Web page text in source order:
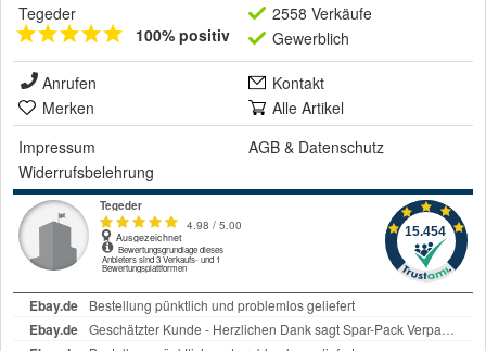
Tegeder
100% positiv
2558 Verkäufe
Gewerblich
Anrufen
Kontakt
Merken
Alle Artikel
Impressum
AGB & Datenschutz
Widerrufsbelehrung